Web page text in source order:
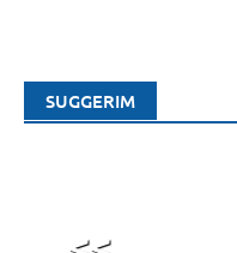
SUGGERIM